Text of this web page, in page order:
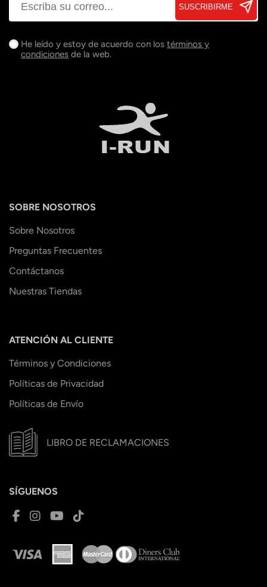
SUSCRIBIRME
He leído y estoy de acuerdo con los términos y
condiciones de la web.
SOBRE NOSOTROS
Sobre Nosotros
Preguntas Frecuentes
Contáctanos
Nuestras Tiendas
ATENCIÓN AL CLIENTE
Términos y Condiciones
Políticas de Privacidad
Políticas de Envío
LIBRO DE RECLAMACIONES
SÍGUENOS